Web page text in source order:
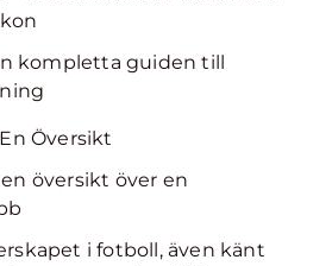
kompletta guiden till
Översikt
översikt över en
i fotboll, även känt